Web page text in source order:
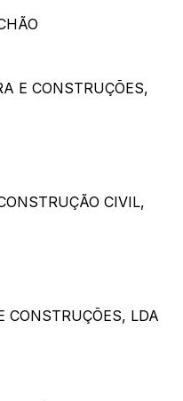
E CONSTRUÇÕES,
CIVIL,
CONSTRUÇÕES, LDA